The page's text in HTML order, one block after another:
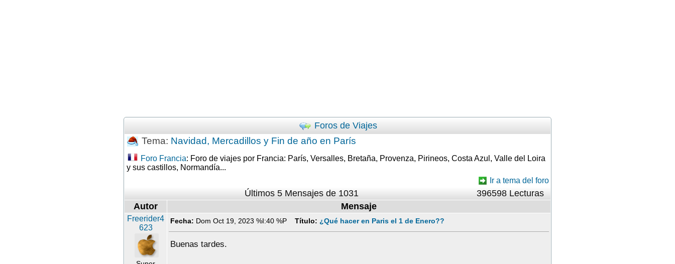
Foros de Viajes
Tema: Navidad, Mercadillos y Fin de año en París
Foro Francia: Foro de viajes por Francia: París, Versalles, Bretaña, Provenza, Pirineos, Costa Azul, Valle del Loira
y sus castillos, Normandía...
Ir a tema del foro
Últimos 5 Mensajes de 1031
396598 Lecturas
Autor
Mensaje
Freerider4
623
Fecha: Dom Oct 19, 2023 %I:40 %P Título: ¿Qué hacer en Paris el 1 de Enero??
Buenas tardes.